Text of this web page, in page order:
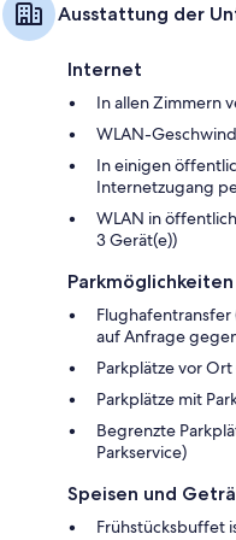
Ausstattung der
Internet
In allen Zimmern
WLAN-
In einigen
Internetzugang
WLAN in
3 Gerät(e))
auf Anfrage
Parkplätze vor
Parkplätze mit
Begrenzte
Parkservice)
Speisen und
Frühstücksbuffet